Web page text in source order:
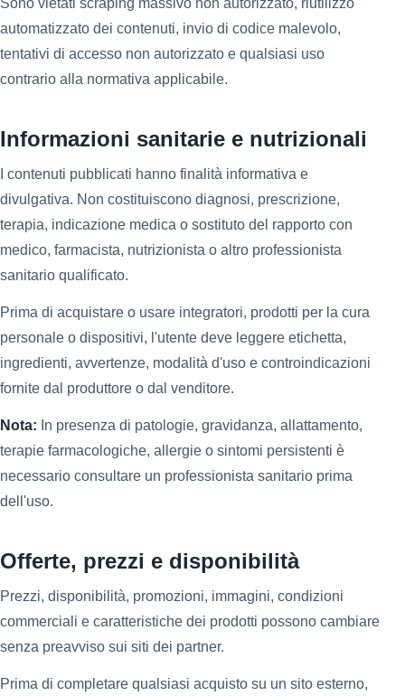
Sono vietati scraping massivo non autorizzato, riutilizzo
automatizzato dei contenuti, invio di codice malevolo,
tentativi di accesso non autorizzato e qualsiasi uso
contrario alla normativa applicabile.
Informazioni sanitarie e nutrizionali
I contenuti pubblicati hanno finalità informativa e
divulgativa. Non costituiscono diagnosi, prescrizione,
terapia, indicazione medica o sostituto del rapporto con
medico, farmacista, nutrizionista o altro professionista
sanitario qualificato.
Prima di acquistare o usare integratori, prodotti per la cura
personale o dispositivi, l'utente deve leggere etichetta,
ingredienti, avvertenze, modalità d'uso e controindicazioni
fornite dal produttore o dal venditore.
Nota: In presenza di patologie, gravidanza, allattamento,
terapie farmacologiche, allergie o sintomi persistenti è
necessario consultare un professionista sanitario prima
dell'uso.
Offerte, prezzi e disponibilità
Prezzi, disponibilità, promozioni, immagini, condizioni
commerciali e caratteristiche dei prodotti possono cambiare
senza preavviso sui siti dei partner.
Prima di completare qualsiasi acquisto su un sito esterno,